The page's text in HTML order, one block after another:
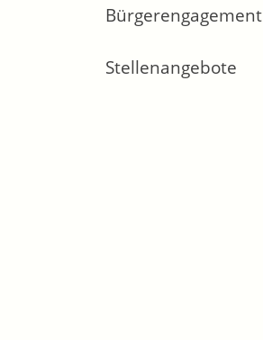
Bürgerengagement
Stellenangebote